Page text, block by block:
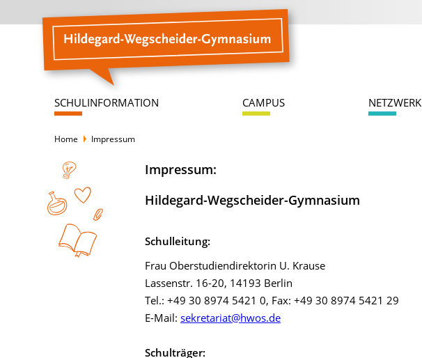
SCHULINFORMATION CAMPUS NETZWERK
Home Impressum
Impressum:
Hildegard-Wegscheider-Gymnasium
Schulleitung:
Frau Oberstudiendirektorin U. Krause
Lassenstr. 16-20, 14193 Berlin
Tel.: +49 30 8974 5421 0, Fax: +49 30 8974 5421 29
E-Mail: sekretariat@hwos.de
Schulträger: